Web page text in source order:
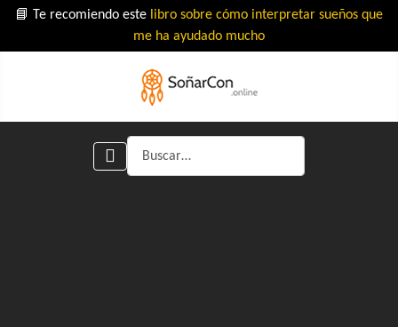
📘 Te recomiendo este libro sobre cómo interpretar sueños que
me ha ayudado mucho
Buscar